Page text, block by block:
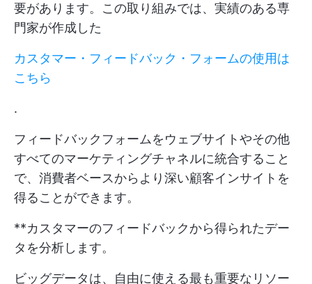
要があります。この取り組みでは、実績のある専
門家が作成した
カスタマー・フィードバック・フォームの使用は
こちら
.
フィードバックフォームをウェブサイトやその他
すべてのマーケティングチャネルに統合すること
で、消費者ベースからより深い顧客インサイトを
得ることができます。
**カスタマーのフィードバックから得られたデー
タを分析します。
ビッグデータは、自由に使える最も重要なリソー